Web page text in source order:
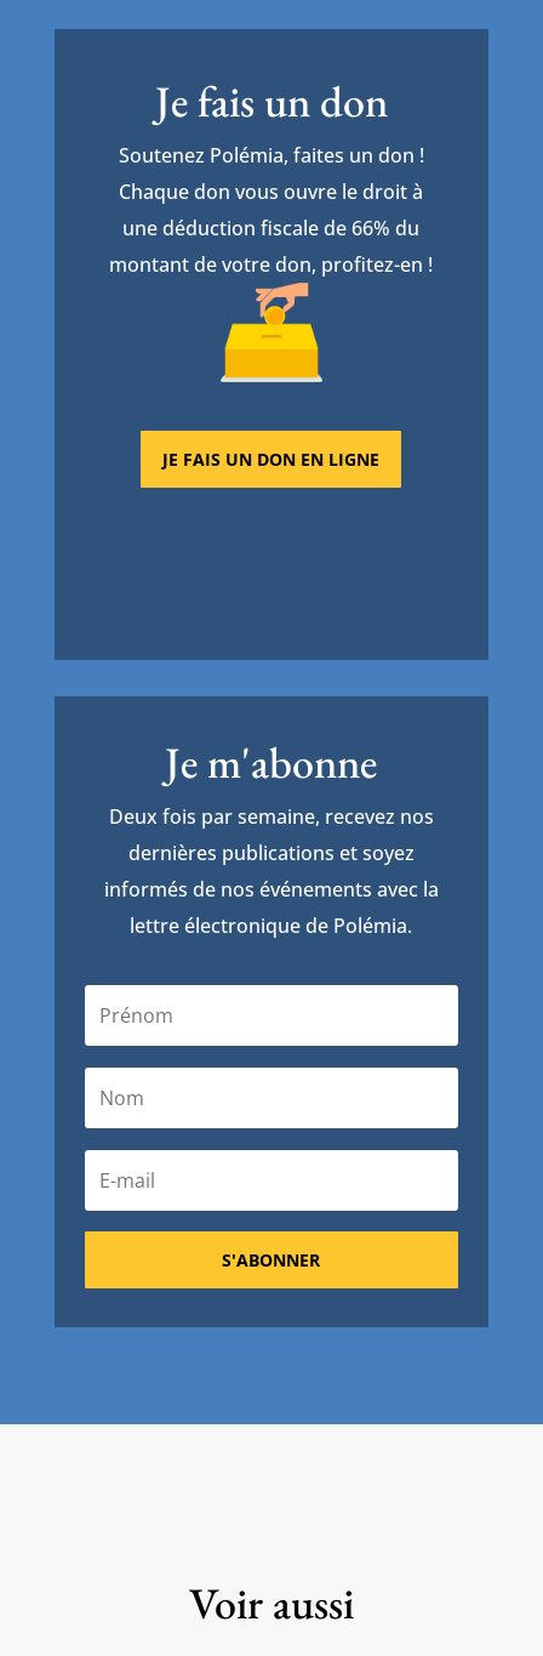
Je fais un don
Soutenez Polémia, faites un don !
Chaque don vous ouvre le droit à
une déduction fiscale de 66% du
montant de votre don, profitez-en !
JE FAIS UN DON EN LIGNE
Je m'abonne
Deux fois par semaine, recevez nos
dernières publications et soyez
informés de nos événements avec la
lettre électronique de Polémia.
S'ABONNER
Voir aussi